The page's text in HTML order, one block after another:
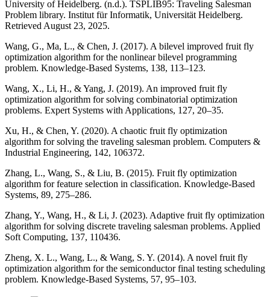
University of Heidelberg. (n.d.). TSPLIB95: Traveling Salesman
Problem library. Institut für Informatik, Universität Heidelberg.
Retrieved August 23, 2025.
Wang, G., Ma, L., & Chen, J. (2017). A bilevel improved fruit fly
optimization algorithm for the nonlinear bilevel programming
problem. Knowledge-Based Systems, 138, 113–123.
Wang, X., Li, H., & Yang, J. (2019). An improved fruit fly
optimization algorithm for solving combinatorial optimization
problems. Expert Systems with Applications, 127, 20–35.
Xu, H., & Chen, Y. (2020). A chaotic fruit fly optimization
algorithm for solving the traveling salesman problem. Computers &
Industrial Engineering, 142, 106372.
Zhang, L., Wang, S., & Liu, B. (2015). Fruit fly optimization
algorithm for feature selection in classification. Knowledge-Based
Systems, 89, 275–286.
Zhang, Y., Wang, H., & Li, J. (2023). Adaptive fruit fly optimization
algorithm for solving discrete traveling salesman problems. Applied
Soft Computing, 137, 110436.
Zheng, X. L., Wang, L., & Wang, S. Y. (2014). A novel fruit fly
optimization algorithm for the semiconductor final testing scheduling
problem. Knowledge-Based Systems, 57, 95–103.